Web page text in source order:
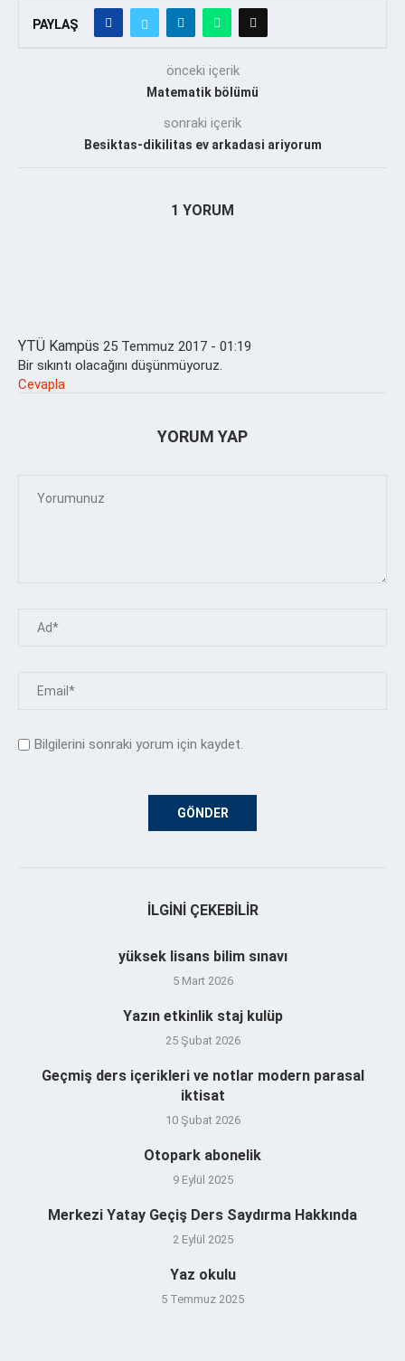
PAYLAŞ
önceki içerik
Matematik bölümü
sonraki içerik
Besiktas-dikilitas ev arkadasi ariyorum
1 YORUM
YTÜ Kampüs 25 Temmuz 2017 - 01:19
Bir sıkıntı olacağını düşünmüyoruz.
Cevapla
YORUM YAP
Bilgilerini sonraki yorum için kaydet.
İLGINI ÇEKEBILIR
yüksek lisans bilim sınavı
5 Mart 2026
Yazın etkinlik staj kulüp
25 Şubat 2026
Geçmiş ders içerikleri ve notlar modern parasal
iktisat
10 Şubat 2026
Otopark abonelik
9 Eylül 2025
Merkezi Yatay Geçiş Ders Saydırma Hakkında
2 Eylül 2025
Yaz okulu
5 Temmuz 2025